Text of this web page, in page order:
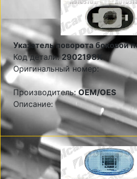
Указатель поворота боковой
Код детали:2902198X
Оригинальный номер:
Производитель:OEM/OES
Описание: